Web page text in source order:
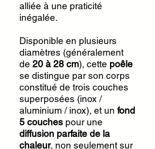
alliée à une praticité
inégalée.
Disponible en plusieurs
diamètres (généralement
de 20 à 28 cm), cette poêle
se distingue par son corps
constitué de trois couches
superposées (inox /
aluminium / inox), et un fond
5 couches pour une
diffusion parfaite de la
chaleur, non seulement sur